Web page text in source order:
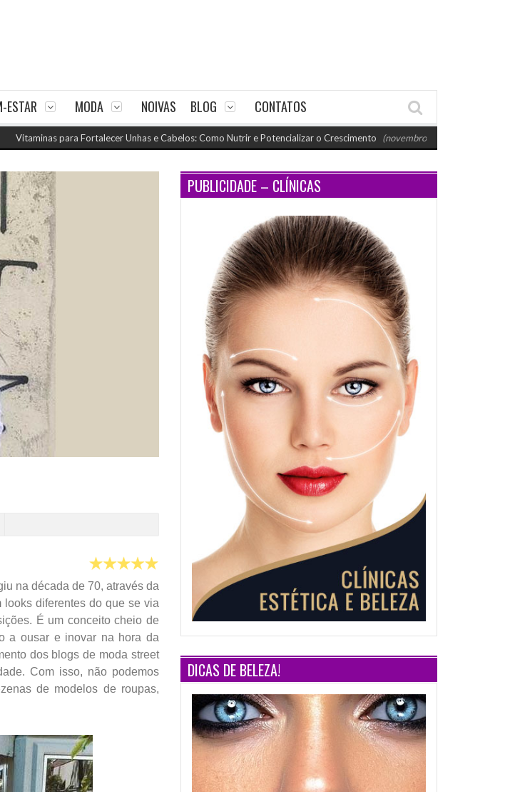
ESTAR MODA NOIVAS BLOG CONTATOS
para Fortalecer Unhas e Cabelos: Como Nutrir e Potencializar o Crescimento (novembro 26, 2024 11:18 am)
na década de 70, através da
diferentes do que se via
É um conceito cheio de
a ousar e inovar na hora da
dos blogs de moda street
Com isso, não podemos
de modelos de roupas,
PUBLICIDADE – CLÍNICAS
DICAS DE BELEZA!